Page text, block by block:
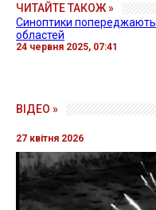
ЧИТАЙТЕ ТАКОЖ »
Синоптики попереджають
областей
24 червня 2025, 07:41
ВІДЕО »
27 квітня 2026